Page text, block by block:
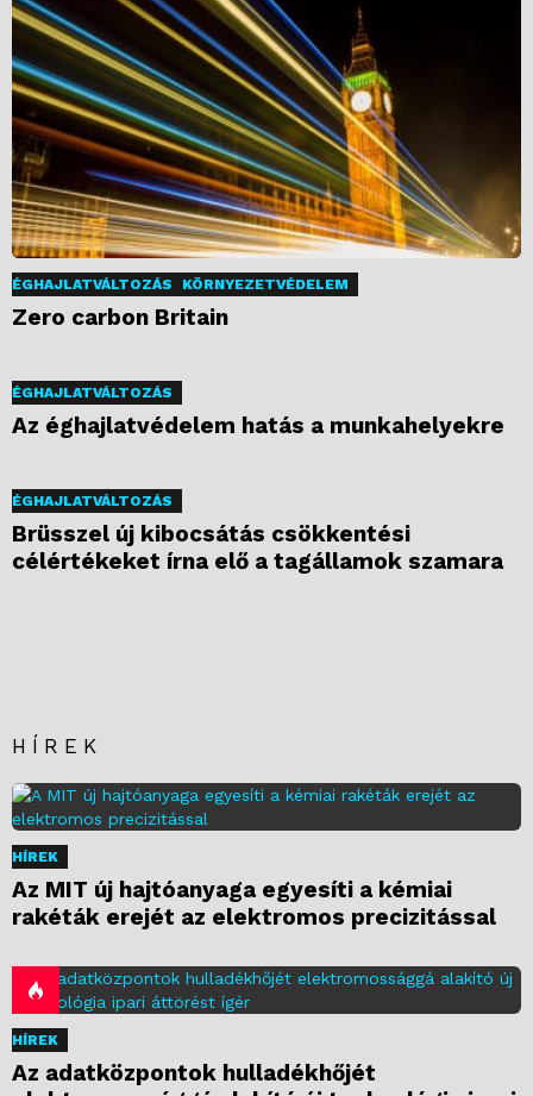
ÉGHAJLATVÁLTOZÁS KÖRNYEZETVÉDELEM
Zero carbon Britain
ÉGHAJLATVÁLTOZÁS
Az éghajlatvédelem hatás a munkahelyekre
ÉGHAJLATVÁLTOZÁS
Brüsszel új kibocsátás csökkentési
célértékeket írna elő a tagállamok szamara
HÍREK
HÍREK
Az MIT új hajtóanyaga egyesíti a kémiai
rakéták erejét az elektromos precizitással
HÍREK
Az adatközpontok hulladékhőjét